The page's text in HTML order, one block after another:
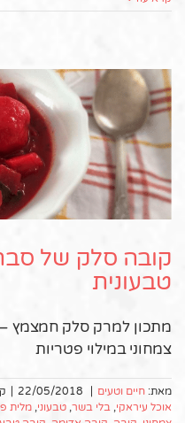
קובה סלק של
טבעונית
מתכון למרק סלק חמצמץ –
צמחוני במילוי פטריות
מאת: חיים וטעים 22/05/2018
אוכל עיראקי, בלי בשר, טבעוני, מלית